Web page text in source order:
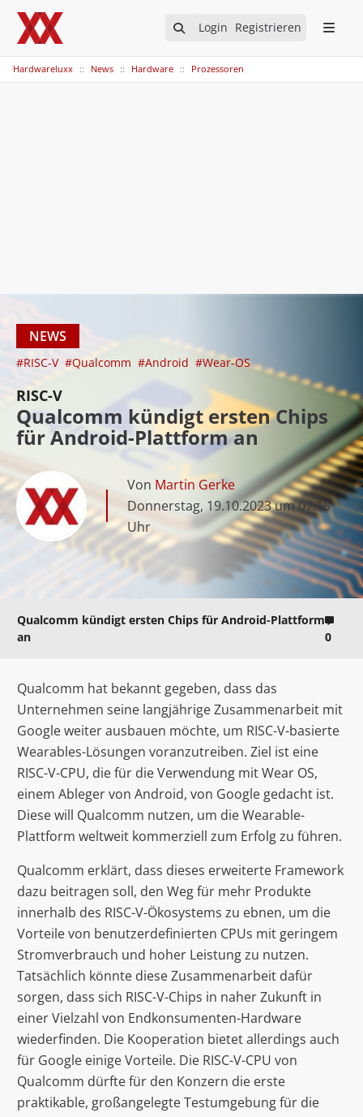
Login Registrieren
Hardwareluxx News Hardware Prozessoren
NEWS
#RISC-V #Qualcomm #Android #Wear-OS
RISC-V
Qualcomm kündigt ersten Chips
für Android-Plattform an
Von Martin Gerke
Donnerstag, 19.10.2023 um 07:15
Uhr
Qualcomm kündigt ersten Chips für Android-Plattform
an
0
Qualcomm hat bekannt gegeben, dass das
Unternehmen seine langjährige Zusammenarbeit mit
Google weiter ausbauen möchte, um RISC-V-basierte
Wearables-Lösungen voranzutreiben. Ziel ist eine
RISC-V-CPU, die für die Verwendung mit Wear OS,
einem Ableger von Android, von Google gedacht ist.
Diese will Qualcomm nutzen, um die Wearable-
Plattform weltweit kommerziell zum Erfolg zu führen.
Qualcomm erklärt, dass dieses erweiterte Framework
dazu beitragen soll, den Weg für mehr Produkte
innerhalb des RISC-V-Ökosystems zu ebnen, um die
Vorteile von benutzerdefinierten CPUs mit geringem
Stromverbrauch und hoher Leistung zu nutzen.
Tatsächlich könnte diese Zusammenarbeit dafür
sorgen, dass sich RISC-V-Chips in naher Zukunft in
einer Vielzahl von Endkonsumenten-Hardware
wiederfinden. Die Kooperation bietet allerdings auch
für Google einige Vorteile. Die RISC-V-CPU von
Qualcomm dürfte für den Konzern die erste
praktikable, großangelegte Testumgebung für die